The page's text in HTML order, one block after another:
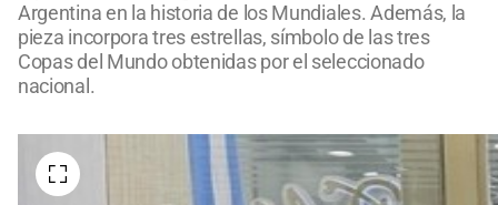
Argentina en la historia de los Mundiales. Además, la
pieza incorpora tres estrellas, símbolo de las tres
Copas del Mundo obtenidas por el seleccionado
nacional.